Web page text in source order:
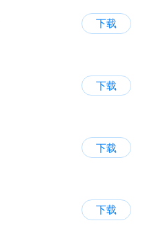
下载
下载
下载
下载